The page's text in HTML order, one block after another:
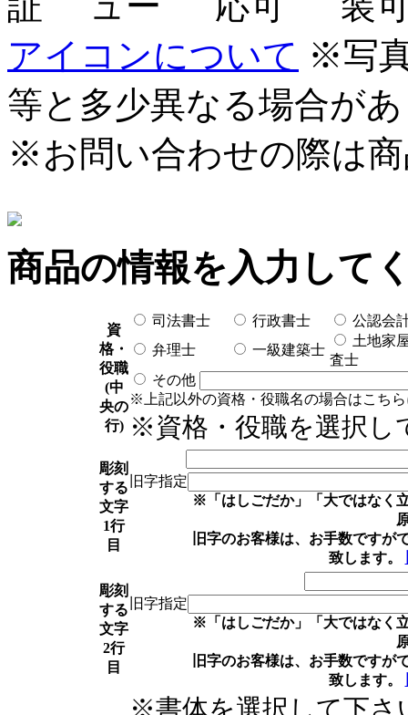
アイコンについて ※写
等と多少異なる場合が
※お問い合わせの際は
商品の情報を入力して
資
格・
役職
(中
央の
行)
司法書士 行政書士
公認会
弁理士
一級建築士
土地家
査士
その他
※上記以外の資格・役職名の場合はこち
※資格・役職を選択し
彫刻
する
文字
1行
目
旧字指定
※「はしごだか」「大ではなく
旧字のお客様は、お手数ですが
致します。
彫刻
する
文字
2行
目
旧字指定
※「はしごだか」「大ではなく
旧字のお客様は、お手数ですが
致します。
※書体を選択して下さ